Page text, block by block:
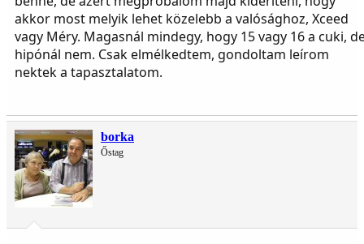
akkor most melyik lehet közelebb a valósághoz, Xceed
vagy Méry. Magasnál mindegy, hogy 15 vagy 16 a cuki,
hipónál nem. Csak elmélkedtem, gondoltam leírom
nektek a tapasztalatom.
borka
Őstag